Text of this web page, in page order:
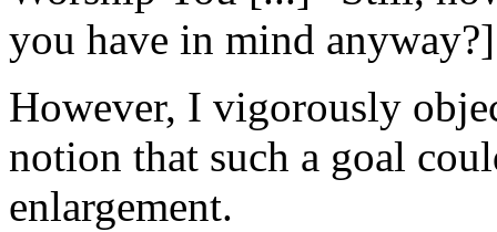
you have in mind anyway?]
However, I vigorously
notion that such a goal
enlargement.